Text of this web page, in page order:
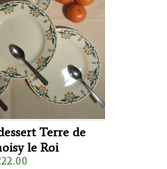
Terre de
le Roi